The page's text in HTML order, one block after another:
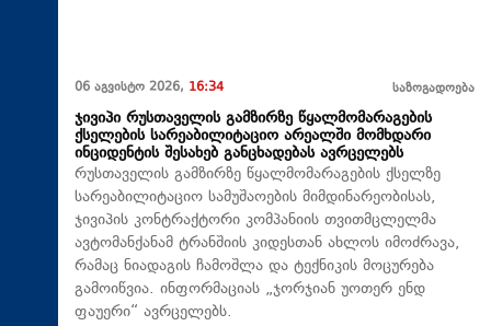
06 აგვისტო 2026, 16:34 საზოგადოება
ჯივიპი რუსთაველის გამზირზე წყალმომარაგების
ქსელების სარეაბილიტაციო არეალში მომხდარი
ინციდენტის შესახებ განცხადებას ავრცელებს
რუსთაველის გამზირზე წყალმომარაგების ქსელზე
სარეაბილიტაციო სამუშაოების მიმდინარეობისას,
ჯივიპის კონტრაქტორი კომპანიის თვითმცლელმა
ავტომანქანამ ტრანშიის კიდესთან ახლოს იმოძრავა,
რამაც ნიადაგის ჩამოშლა და ტექნიკის მოცურება
გამოიწვია. ინფორმაციას „ჯორჯიან უოთერ ენდ
ფაუერი“ ავრცელებს.